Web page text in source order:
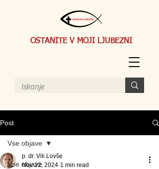
OSTANITE V MOJI LJUBEZNI
Post
Vse objave
Vse objave
p. dr. Vili Lovše
Nov 22, 2024 1 min read